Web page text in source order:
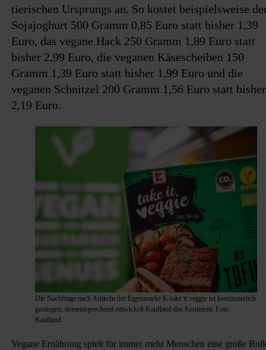
tierischen Ursprungs an. So kostet beispielsweise
Sojajoghurt 500 Gramm 0,85 Euro statt bisher 1,39
Euro, das vegane Hack 250 Gramm 1,89 Euro statt
bisher 2,99 Euro, die veganen Käsescheiben 150
Gramm 1,39 Euro statt bisher 1,99 Euro und die
veganen Schnitzel 200 Gramm 1,56 Euro statt bisher
2,19 Euro.
Die Nachfrage nach Artikeln der Eigenmarke K-take it veggie ist kontinuierlich
gestiegen, dementsprechend entwickelt Kaufland das Sortiment. Foto:
Kaufland
Vegane Ernährung spielt für immer mehr Menschen eine große